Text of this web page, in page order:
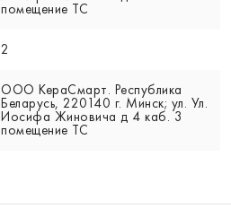
помещение ТС
2
ООО КераСмарт. Республика
Беларусь, 220140 г. Минск; ул. Ул.
Иосифа Жиновича д 4 каб. 3
помещение ТС